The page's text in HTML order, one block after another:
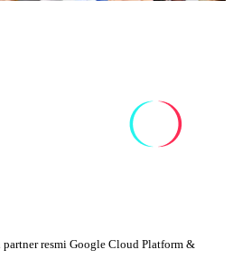
resmi Google Cloud Platform &